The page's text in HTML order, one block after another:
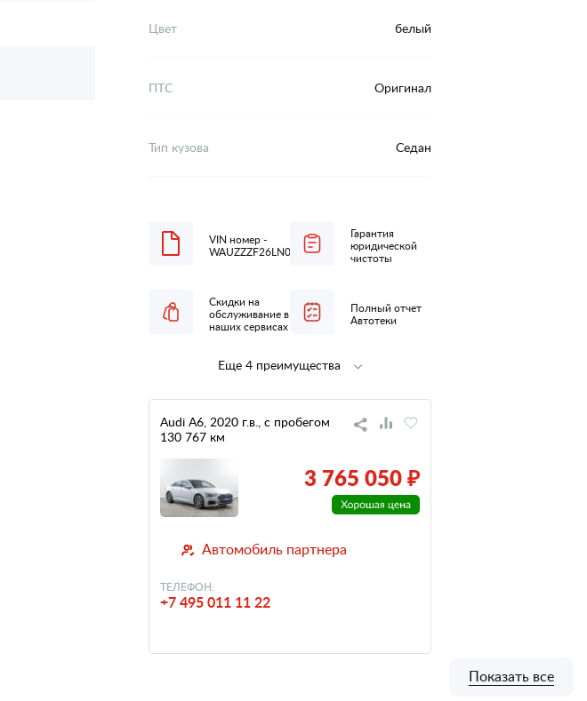
Цвет белый
ПТС Оригинал
Тип кузова Седан
VIN номер -
WAUZZZF26LN065210
Гарантия
юридической
чистоты
Скидки на
обслуживание в
наших сервисах
Полный отчет
Автотеки
Полная
не участвовал
в ДТП
Еще 4 преимущества
Audi A6, 2020 г.в., с пробегом
130 767 км
3 765 050 ₽
Автомобиль партнера
ТЕЛЕФОН:
+7 495 011 11 22
Показать все